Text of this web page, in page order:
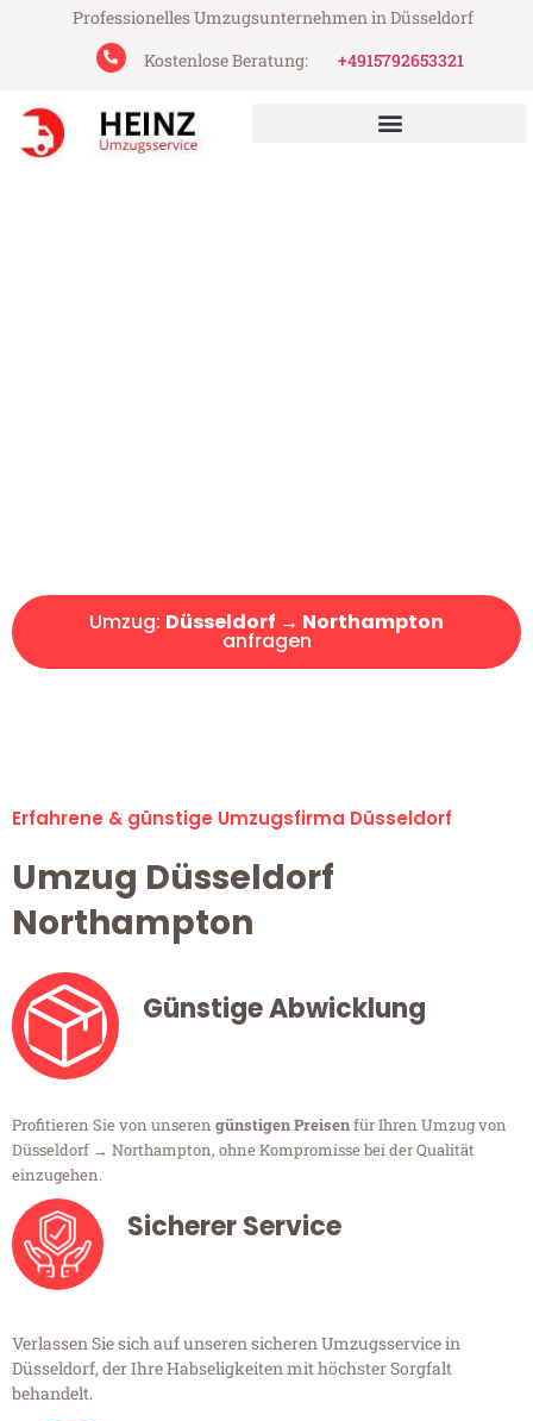
Professionelles Umzugsunternehmen in Düsseldorf
Kostenlose Beratung:
+4915792653321
Umzug: Düsseldorf → Northampton
anfragen
Erfahrene & günstige Umzugsfirma Düsseldorf
Umzug Düsseldorf
Northampton
Günstige Abwicklung
Profitieren Sie von unseren günstigen Preisenfür Ihren Umzug von
Düsseldorf → Northampton, ohne Kompromisse bei der Qualität
einzugehen.
Sicherer Service
Verlassen Sie sich auf unseren sicheren Umzugsservice in
Düsseldorf, der Ihre Habseligkeiten mit höchster Sorgfalt
behandelt.